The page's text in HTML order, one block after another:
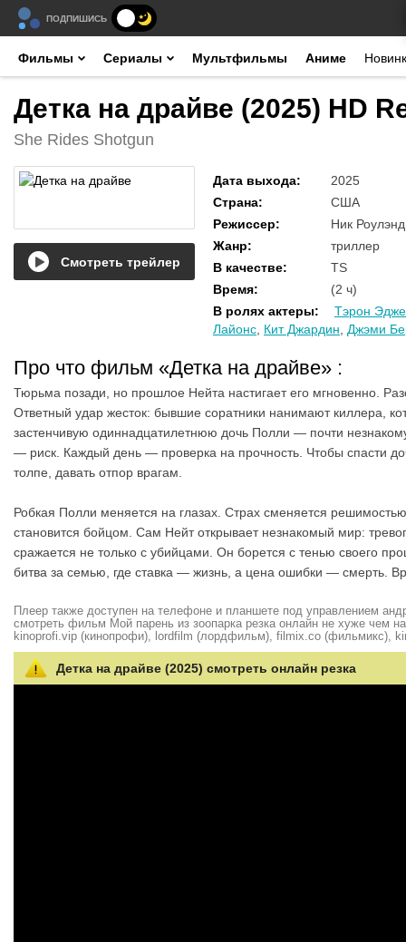
ПОДПИШИСЬ
Фильмы Сериалы Мультфильмы Аниме
Детка на драйве (2025) HD
She Rides Shotgun
Смотреть трейлер
Дата выхода:
2025
Страна:
США
Режиссер:
Ник Роулэнд
Жанр:
триллер
В качестве:
TS
Время:
(2 ч)
В ролях актеры:
Тэрон
Лайонс Кит Джардин Джэми
Про что фильм «Детка на драйве» :
Тюрьма позади, но прошлое Нейта настигает его мгновенно.
Ответный удар жесток: бывшие соратники нанимают киллера,
застенчивую одиннадцатилетнюю дочь Полли — почти
— риск. Каждый день — проверка на прочность. Чтобы спасти
толпе, давать отпор врагам.
Робкая Полли меняется на глазах. Страх сменяется
становится бойцом. Сам Нейт открывает незнакомый мир:
сражается не только с убийцами. Он борется с тенью своего
битва за семью, где ставка — жизнь, а цена ошибки — смерть.
Плеер также доступен на телефоне и планшете под управлением
смотреть фильм Мой парень из зоопарка резка онлайн не хуже чем
kinoprofi.vip (кинопрофи), lordfilm (лордфильм), filmix.co (фильмикс),
Детка на драйве (2025) смотреть онлайн резка